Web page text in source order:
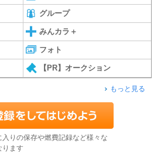
グループ
みんカラ＋
フォト
【PR】オークション
もっと見る
入りの保存や燃費記録など様々な
ります